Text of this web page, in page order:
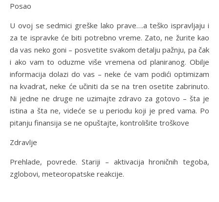
Posao
U ovoj se sedmici greške lako prave….a teško ispravljaju i
za te ispravke će biti potrebno vreme. Zato, ne žurite kao
da vas neko goni – posvetite svakom detalju pažnju, pa čak
i ako vam to oduzme više vremena od planiranog. Obilje
informacija dolazi do vas – neke će vam podići optimizam
na kvadrat, neke će učiniti da se na tren osetite zabrinuto.
Ni jedne ne druge ne uzimajte zdravo za gotovo – šta je
istina a šta ne, videće se u periodu koji je pred vama. Po
pitanju finansija se ne opuštajte, kontrolišite troškove
Zdravlje
Prehlade, povrede. Stariji – aktivacija hroničnih tegoba,
zglobovi, meteoropatske reakcije.